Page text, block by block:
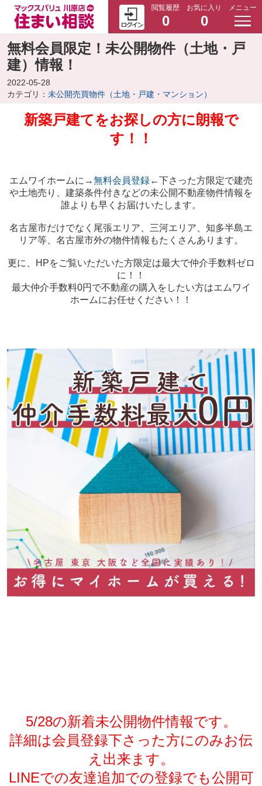
閲覧履歴
0
お気に入り
0
メニュー
無料会員限定！未公開物件（土地・戸
建）情報！
2022-05-28
カテゴリ： 未公開売買物件（土地・戸建・マンション）
新築戸建てをお探しの方に朗報で
す！！
エムワイホームに→無料会員登録←下さった方限定で建売
や土地売り、建築条件付きなどの未公開不動産物件情報を
誰よりも早くお届けいたします。
名古屋市だけでなく尾張エリア、三河エリア、知多半島エ
リア等、名古屋市外の物件情報もたくさんあります。
更に、HPをご覧いただいた方限定は最大で仲介手数料ゼロ
に！！
最大仲介手数料0円で不動産の購入をしたい方はエムワイ
ホームにお任せください！！
5/28の新着未公開物件情報です。
詳細は会員登録下さった方にのみお伝
え出来ます。
LINEでの友達追加での登録でも公開可